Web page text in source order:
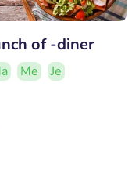
of -diner
Me
Je